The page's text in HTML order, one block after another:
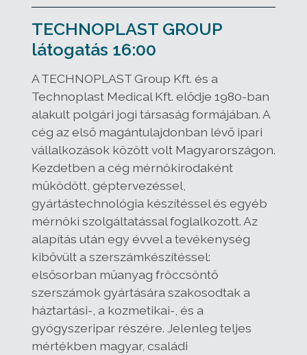
TECHNOPLAST GROUP
látogatás 16:00
A TECHNOPLAST Group Kft. és a
Technoplast Medical Kft. elődje 1980-ban
alakult polgári jogi társaság formájában. A
cég az első magántulajdonban lévő ipari
vállalkozások között volt Magyarországon.
Kezdetben a cég mérnökirodaként
működött, géptervezéssel,
gyártástechnológia készítéssel és egyéb
mérnöki szolgáltatással foglalkozott. Az
alapítás után egy évvel a tevékenység
kibővült a szerszámkészítéssel:
elsősorban műanyag fröccsöntő
szerszámok gyártására szakosodtak a
háztartási-, a kozmetikai-, és a
gyógyszeripar részére. Jelenleg teljes
mértékben magyar, családi